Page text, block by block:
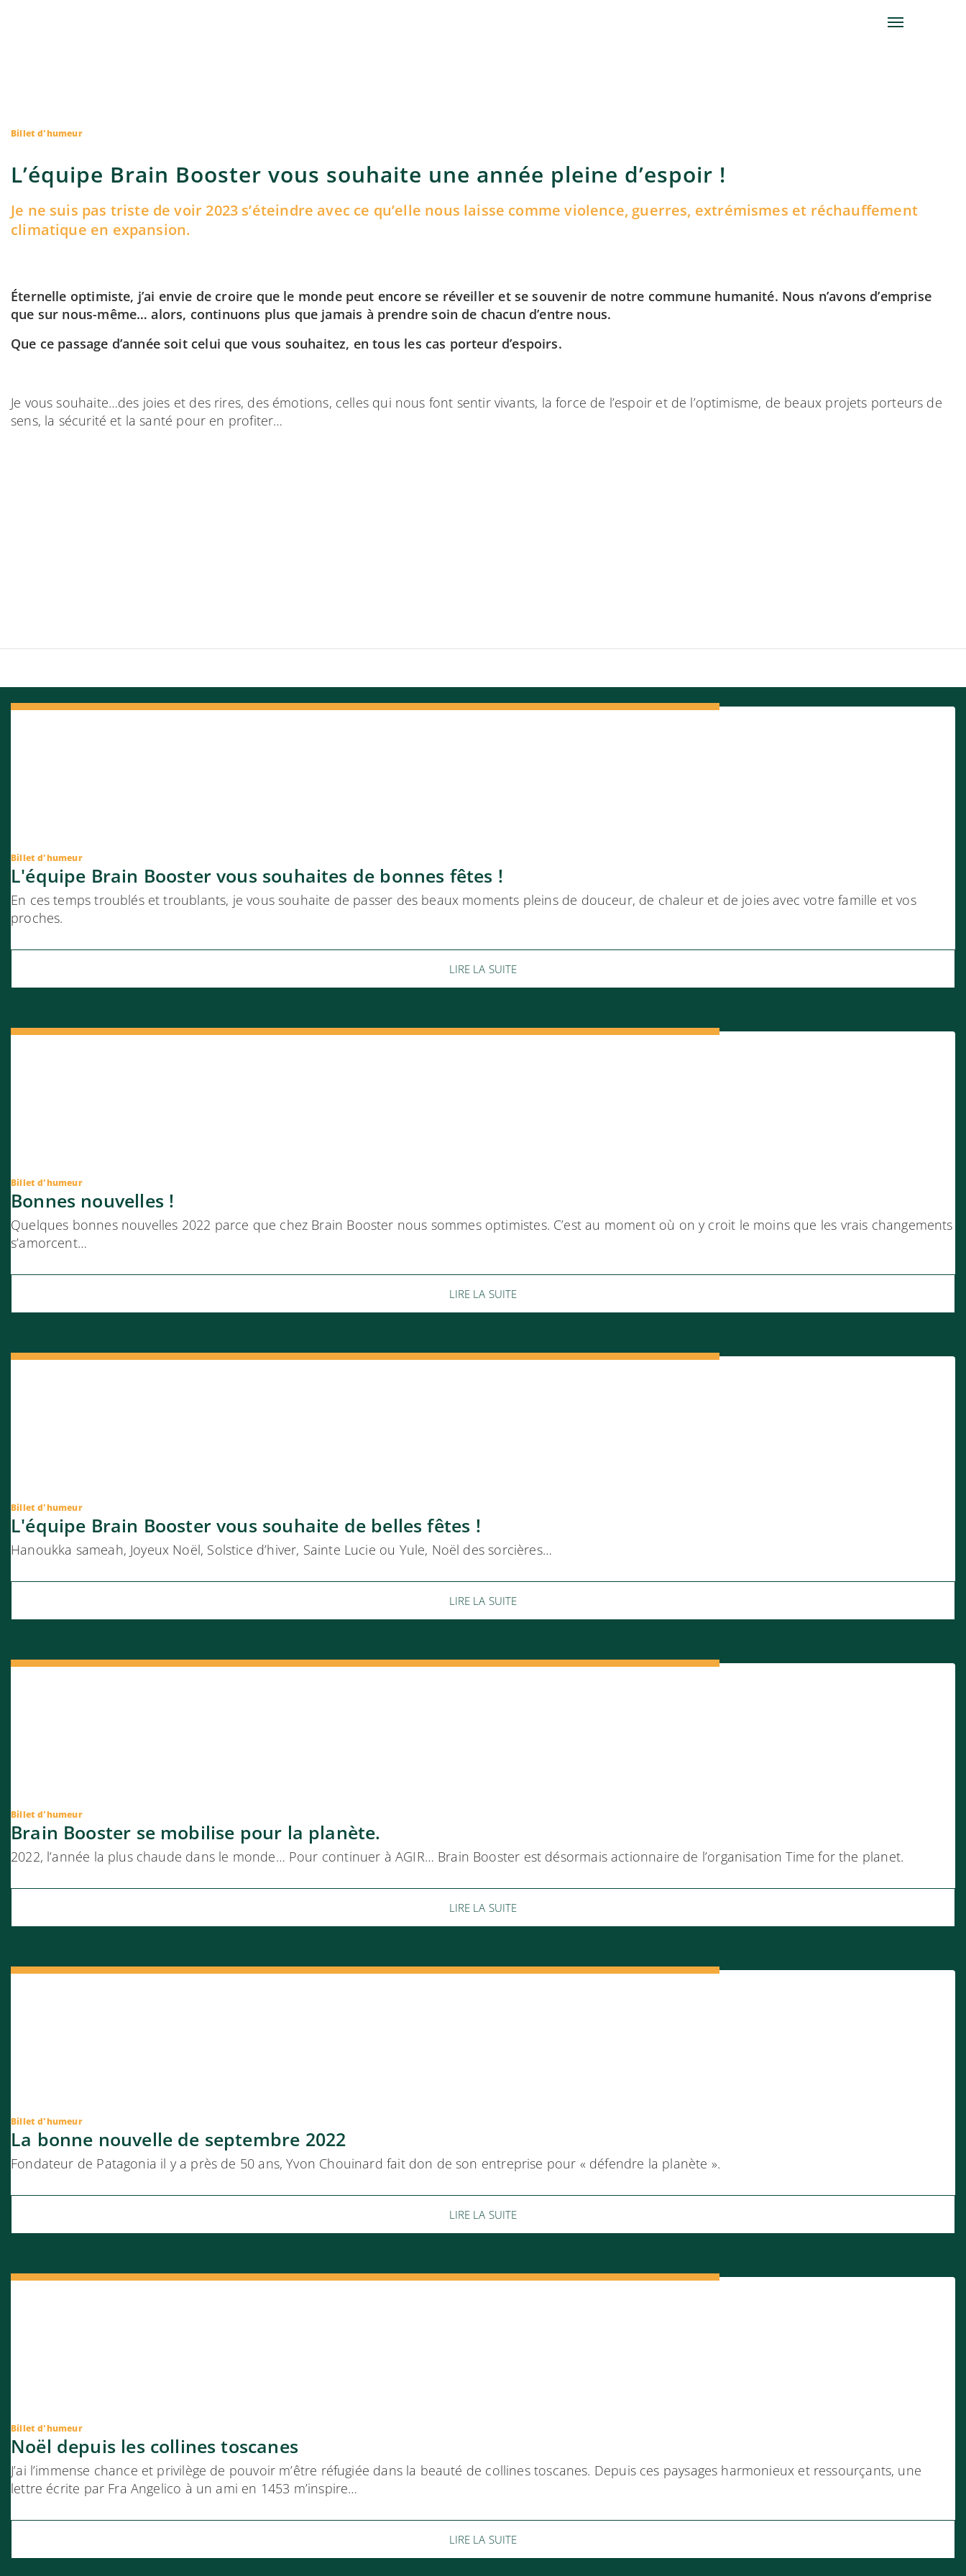
Billet d'humeur
L’équipe Brain Booster vous souhaite une année pleine d’espoir !
Je ne suis pas triste de voir 2023 s’éteindre avec ce qu’elle nous laisse comme violence, guerres, extrémismes et réchauffement
climatique en expansion.
Éternelle optimiste, j’ai envie de croire que le monde peut encore se réveiller et se souvenir de notre commune humanité. Nous n’avons d’emprise
que sur nous-même… alors, continuons plus que jamais à prendre soin de chacun d’entre nous.
Que ce passage d’année soit celui que vous souhaitez, en tous les cas porteur d’espoirs.
Je vous souhaite…des joies et des rires, des émotions, celles qui nous font sentir vivants, la force de l’espoir et de l’optimisme, de beaux projets porteurs de
sens, la sécurité et la santé pour en profiter…
Billet d'humeur
L'équipe Brain Booster vous souhaites de bonnes fêtes !
En ces temps troublés et troublants, je vous souhaite de passer des beaux moments pleins de douceur, de chaleur et de joies avec votre famille et vos
proches.
LIRE LA SUITE
Billet d'humeur
Bonnes nouvelles !
Quelques bonnes nouvelles 2022 parce que chez Brain Booster nous sommes optimistes. C’est au moment où on y croit le moins que les vrais changements
s’amorcent…
LIRE LA SUITE
Billet d'humeur
L'équipe Brain Booster vous souhaite de belles fêtes !
Hanoukka sameah, Joyeux Noël, Solstice d’hiver, Sainte Lucie ou Yule, Noël des sorcières…
LIRE LA SUITE
Billet d'humeur
Brain Booster se mobilise pour la planète.
2022, l’année la plus chaude dans le monde… Pour continuer à AGIR… Brain Booster est désormais actionnaire de l’organisation Time for the planet.
LIRE LA SUITE
Billet d'humeur
La bonne nouvelle de septembre 2022
Fondateur de Patagonia il y a près de 50 ans, Yvon Chouinard fait don de son entreprise pour « défendre la planète ».
LIRE LA SUITE
Billet d'humeur
Noël depuis les collines toscanes
J’ai l’immense chance et privilège de pouvoir m’être réfugiée dans la beauté de collines toscanes. Depuis ces paysages harmonieux et ressourçants, une
lettre écrite par Fra Angelico à un ami en 1453 m’inspire…
LIRE LA SUITE